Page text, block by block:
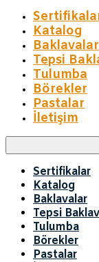
Katalog
Baklavalar
Tepsi
Tulumba
Börekler
Pastalar
İletişim
Sertifikalar
Katalog
Baklavalar
Tepsi
Tulumba
Börekler
Pastalar